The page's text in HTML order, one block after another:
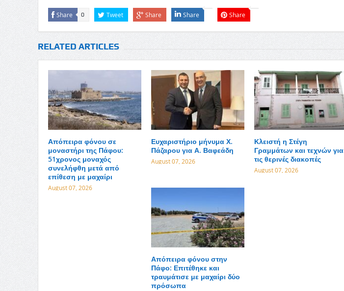
Share 0 Tweet Share Share Share
RELATED ARTICLES
Απόπειρα φόνου σε
μοναστήρι της Πάφου:
51χρονος μοναχός
συνελήφθη μετά από
επίθεση με μαχαίρι
August 07, 2026
Ευχαριστήριο μήνυμα Χ.
Πάζαρου για Α. Βαφεάδη
August 07, 2026
Κλειστή η Στέγη
Γραμμάτων και τεχνών για
τις θερινές διακοπές
August 07, 2026
Απόπειρα φόνου στην
Πάφο: Επιτέθηκε και
τραυμάτισε με μαχαίρι δύο
πρόσωπα